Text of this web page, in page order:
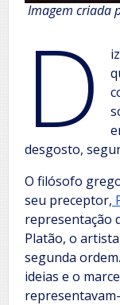
Imagem criada
D
desgosto,
O filósofo
seu preceptor,
representação
Platão, o
segunda
ideias e o